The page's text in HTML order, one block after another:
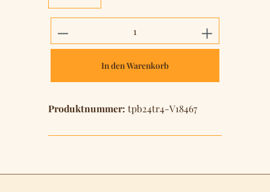
Produkt Anzahl: Gib den
In den Warenkorb
Produktnummer: tpb24tr4-V18467